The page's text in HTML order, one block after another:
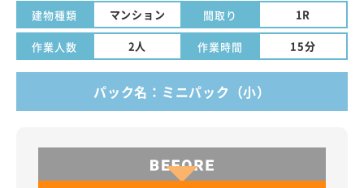
建物種類 マンション 間取り 1R
作業人数 2人 作業時間 15分
パック名：ミニパック（小）